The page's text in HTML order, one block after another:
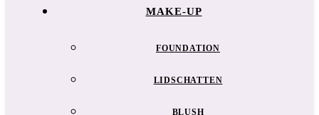
MAKE-UP
FOUNDATION
LIDSCHATTEN
BLUSH